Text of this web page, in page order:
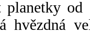
planetky od
hvězdná